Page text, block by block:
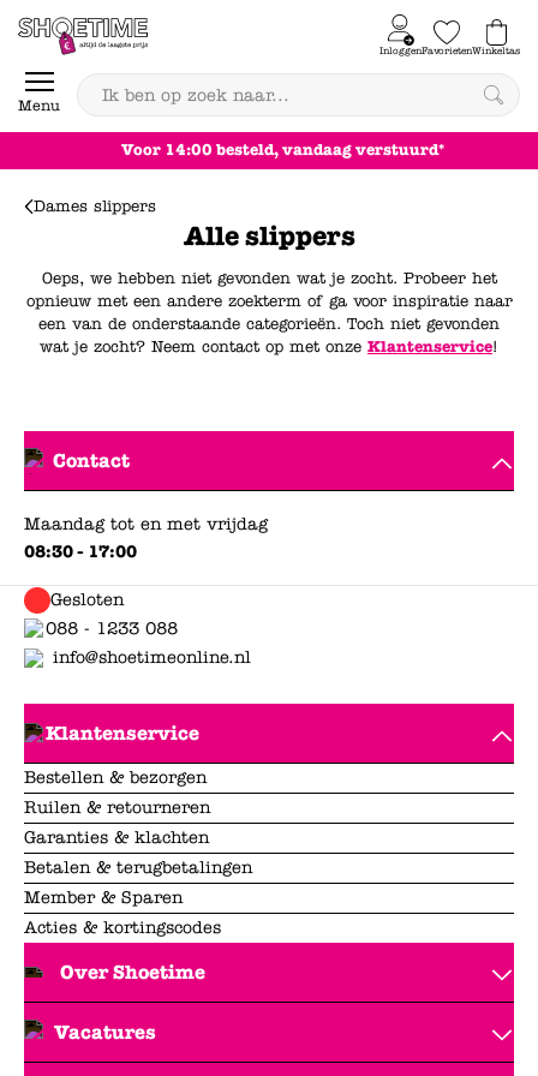
Skip to content
Menu
InloggenFavorietenWinkeltas
0
Voor 14:00 besteld, vandaag verstuurd*
Dames slippers
Alle slippers
Oeps, we hebben niet gevonden wat je zocht. Probeer het
opnieuw met een andere zoekterm of ga voor inspiratie naar
een van de onderstaande categorieën. Toch niet gevonden
wat je zocht? Neem contact op met onze Klantenservice!
Contact
Maandag tot en met vrijdag
08:30 - 17:00
Gesloten
088 - 1233 088
info@shoetimeonline.nl
Klantenservice
Bestellen & bezorgen
Ruilen & retourneren
Garanties & klachten
Betalen & terugbetalingen
Member & Sparen
Acties & kortingscodes
Over Shoetime
Vacatures